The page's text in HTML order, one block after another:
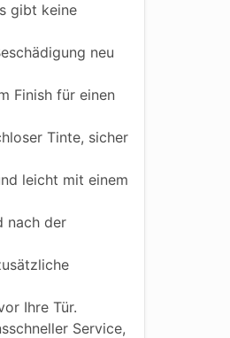
gibt keine
neu
Finish für einen
Tinte, sicher
leicht mit einem
nach der
Ihre Tür.
Service,